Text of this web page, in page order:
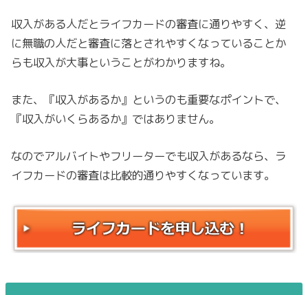
収入がある人だとライフカードの審査に通りやすく、逆
に無職の人だと審査に落とされやすくなっていることか
らも収入が大事ということがわかりますね。
また、『収入があるか』というのも重要なポイントで、
『収入がいくらあるか』ではありません。
なのでアルバイトやフリーターでも収入があるなら、ラ
イフカードの審査は比較的通りやすくなっています。